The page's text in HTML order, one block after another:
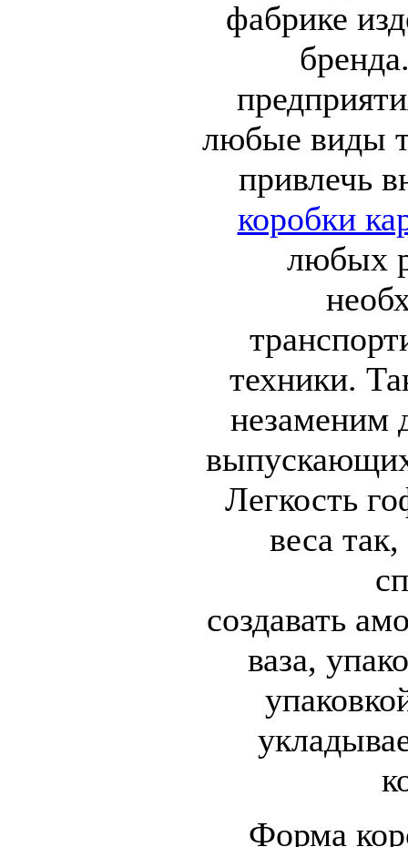
фабрике
любые виды
привлечь
коробки
любых
техники.
незаменим
Легкость
веса
создавать
ваза,
Форма